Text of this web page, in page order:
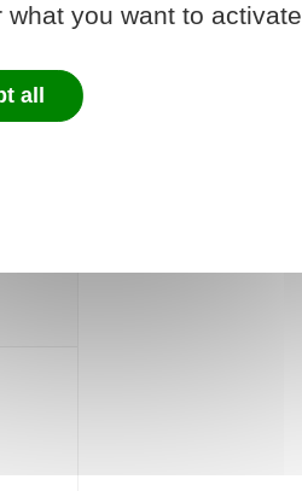
you want to activate
all